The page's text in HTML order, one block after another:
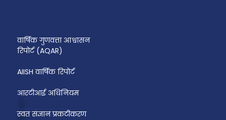
वार्षिक गुणवत्ता आश्वासन
रिपोर्ट (AQAR)
AIISH वार्षिक रिपोर्ट
आरटीआई अधिनियम
स्वत संज्ञान प्रकटीकरण